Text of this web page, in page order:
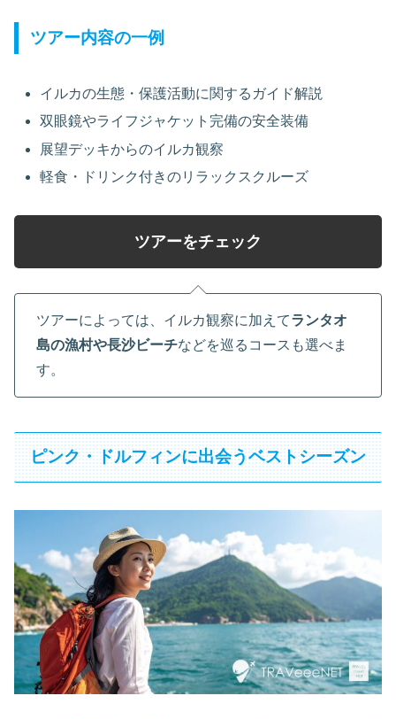
ツアー内容の一例
イルカの生態・保護活動に関するガイド解説
双眼鏡やライフジャケット完備の安全装備
展望デッキからのイルカ観察
軽食・ドリンク付きのリラックスクルーズ
ツアーをチェック
ツアーによっては、イルカ観察に加えてランタオ
島の漁村や長沙ビーチなどを巡るコースも選べま
す。
ピンク・ドルフィンに出会うベストシーズン